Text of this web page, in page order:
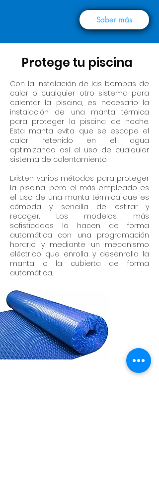
Saber más
Protege tu piscina
Con la instalación de las bombas de
calor o cualquier otro sistema para
calentar la piscina, es necesario la
instalación de una manta térmica
para proteger la piscina de noche.
Esta manta evita que se escape el
calor retenido en el agua
optimizando así el uso de cualquier
sistema de calentamiento.
Existen varios métodos para proteger
la piscina, pero el más empleado es
el uso de una manta térmica que es
cómoda y sencilla de estirar y
recoger. Los modelos más
sofisticados lo hacen de forma
automática con una programación
horario y mediante un mecanismo
eléctrico que enrolla y desenrolla la
manta o la cubierta de forma
automática.